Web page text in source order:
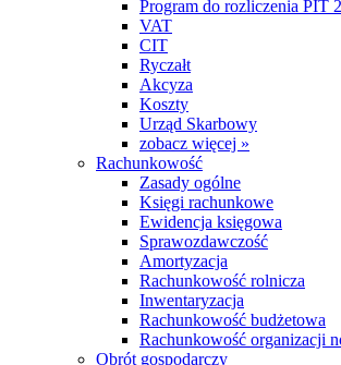
Program do rozliczenia PIT
VAT
CIT
Ryczałt
Akcyza
Koszty
Urząd Skarbowy
zobacz więcej »
Rachunkowość
Zasady ogólne
Księgi rachunkowe
Ewidencja księgowa
Sprawozdawczość
Amortyzacja
Rachunkowość rolnicza
Inwentaryzacja
Rachunkowość budżetowa
Rachunkowość organizacji
Obrót gospodarczy